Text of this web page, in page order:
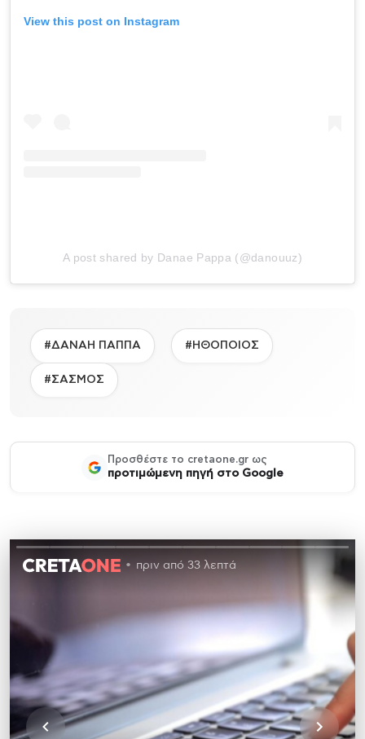
View this post on Instagram
A post shared by Danae Pappa (@danouuz)
#ΔΑΝΑΗ ΠΑΠΠΑ #ΗΘΟΠΟΙΟΣ
#ΣΑΣΜΟΣ
Προσθέστε το cretaone.gr ως
προτιμώμενη πηγή στο Google
πριν από 33 λεπτά